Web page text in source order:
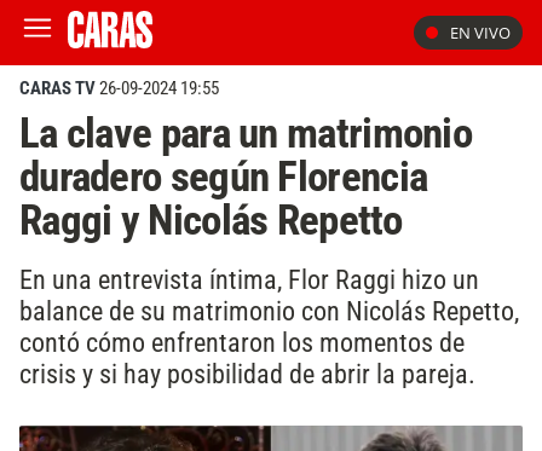
EN VIVO
CARAS TV26-09-2024 19:55
La clave para un matrimonio
duradero según Florencia
Raggi y Nicolás Repetto
En una entrevista íntima, Flor Raggi hizo un
balance de su matrimonio con Nicolás Repetto,
contó cómo enfrentaron los momentos de
crisis y si hay posibilidad de abrir la pareja.